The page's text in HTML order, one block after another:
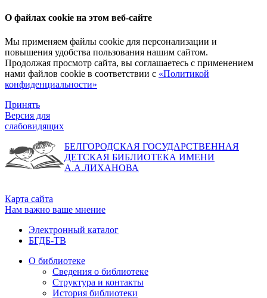
О файлах cookie на этом веб-сайте
Мы применяем файлы cookie для персонализации и
повышения удобства пользования нашим сайтом.
Продолжая просмотр сайта, вы соглашаетесь с применением
нами файлов cookie в соответствии с «Политикой
конфиденциальности»
Принять
Версия для
слабовидящих
БЕЛГОРОДСКАЯ ГОСУДАРСТВЕННАЯ
ДЕТСКАЯ БИБЛИОТЕКА ИМЕНИ
А.А.ЛИХАНОВА
Карта сайта
Нам важно ваше мнение
Электронный каталог
БГДБ-ТВ
О библиотеке
Сведения о библиотеке
Структура и контакты
История библиотеки